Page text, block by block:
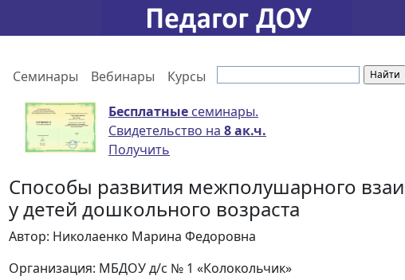
Семинары Вебинары Курсы
Бесплатные семинары.
Свидетельство на 8 ак.ч.
Получить
Способы развития межполушарного
у детей дошкольного возраста
Автор: Николаенко Марина Федоровна
Организация: МБДОУ д/с № 1 «Колокольчик»